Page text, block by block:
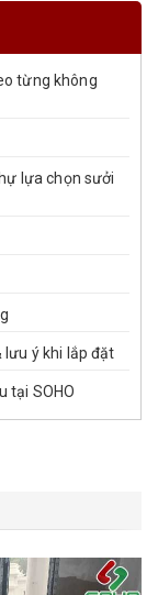
từng không
lựa chọn sưởi
lưu ý khi lắp đặt
tại SOHO